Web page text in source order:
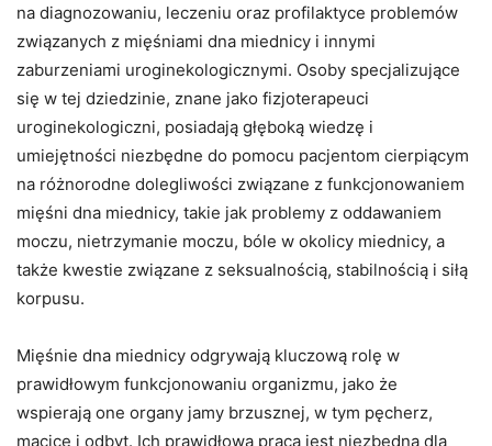
na diagnozowaniu, leczeniu oraz profilaktyce problemów
związanych z mięśniami dna miednicy i innymi
zaburzeniami uroginekologicznymi. Osoby specjalizujące
się w tej dziedzinie, znane jako fizjoterapeuci
uroginekologiczni, posiadają głęboką wiedzę i
umiejętności niezbędne do pomocu pacjentom cierpiącym
na różnorodne dolegliwości związane z funkcjonowaniem
mięśni dna miednicy, takie jak problemy z oddawaniem
moczu, nietrzymanie moczu, bóle w okolicy miednicy, a
także kwestie związane z seksualnością, stabilnością i siłą
korpusu.
Mięśnie dna miednicy odgrywają kluczową rolę w
prawidłowym funkcjonowaniu organizmu, jako że
wspierają one organy jamy brzusznej, w tym pęcherz,
macicę i odbyt. Ich prawidłowa praca jest niezbędna dla